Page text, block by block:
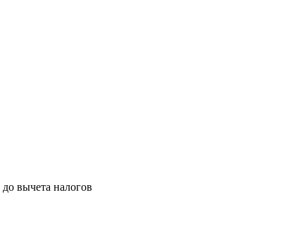
до вычета налогов